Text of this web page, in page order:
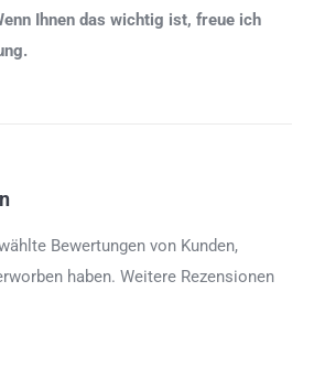
Ihnen das wichtig ist, freue ich
Bewertungen von Kunden,
haben. Weitere Rezensionen